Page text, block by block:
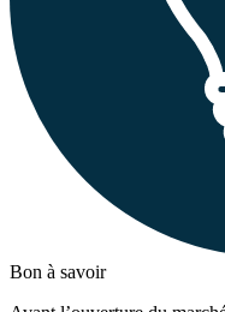
Bon à savoir